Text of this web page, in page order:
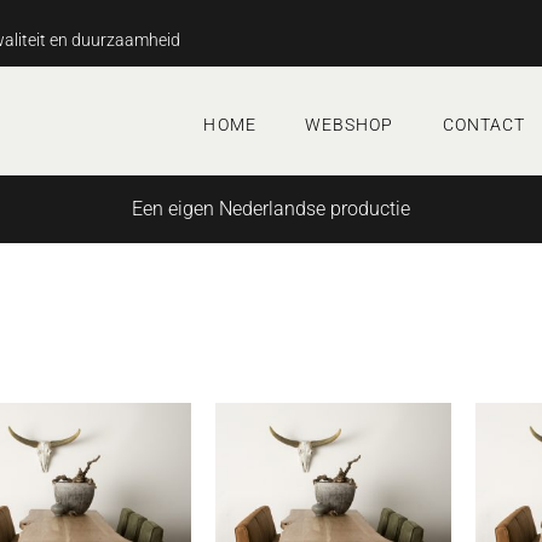
en duurzaamheid
HOME WEBSHOP CONTACT
Een eigen Nederlandse productie